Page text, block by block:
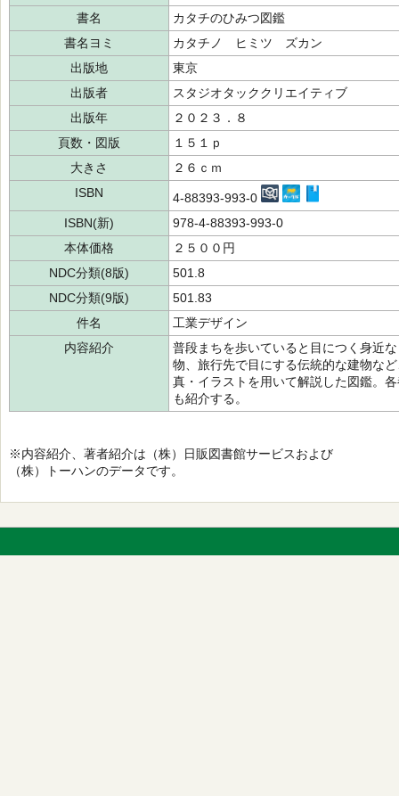
書名
カタチのひみつ図鑑
書名ヨミ
カタチノ ヒミツ ズカン
出版地
東京
出版者
スタジオタッククリエイティブ
出版年
２０２３．８
頁数・図版
１５１ｐ
大きさ
２６ｃｍ
ISBN
4-88393-993-0
ISBN(新)
978-4-88393-993-0
本体価格
２５００円
NDC分類(8版)
501.8
NDC分類(9版)
501.83
件名
工業デザイン
内容紹介
普段まちを歩いていると目につく身近
物、旅行先で目にする伝統的な建物な
真・イラストを用いて解説した図鑑。
も紹介する。
※内容紹介、著者紹介は（株）日販図書館サービスおよび
（株）トーハンのデータです。